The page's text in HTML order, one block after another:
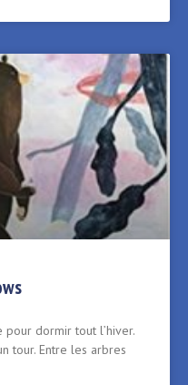
dormir tout l’hiver.
tour. Entre les arbres